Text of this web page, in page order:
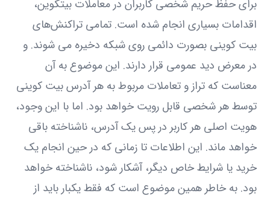
برای حفظ حریم شخصی کاربران در معاملات بیتکوین،
اقدامات بسیاری انجام شده است. تمامی تراکنش‌های
بیت کوینی بصورت دائمی روی شبکه دخیره می شوند. و
در معرض دید عمومی قرار دارند. این موضوع به آن
معناست که تراز و تعاملات مربوط به هر آدرس بیت کوینی
توسط هر شخصی قابل رویت خواهد بود. اما با این وجود،
هویت اصلی هر کاربر در پس یک آدرس، ناشناخته باقی
خواهد ماند. این اطلاعات تا زمانی که در حین انجام یک
خرید یا شرایط خاص دیگر، آشکار شود، ناشناخته خواهد
بود. به خاطر همین موضوع است که فقط یکبار باید از